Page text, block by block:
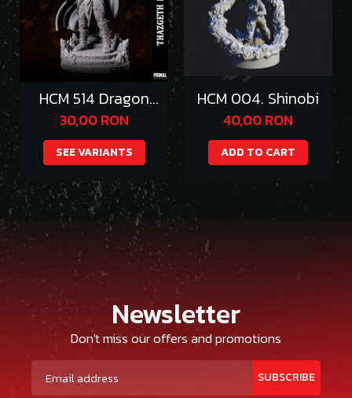
HCM 514 Dragon
Emperor Thazgeth
30,00 RON
SEE VARIANTS
HCM 004. Shinobi
40,00 RON
ADD TO CART
Newsletter
Don't miss our offers and promotions